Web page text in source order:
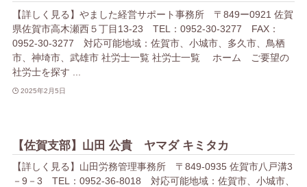
【詳しく見る】やました経営サポート事務所 〒849ー0921 佐賀
県佐賀市高木瀬西５丁目13-23 TEL：0952-30-3277 FAX：
0952-30-3277 対応可能地域：佐賀市、小城市、多久市、鳥栖
市、神埼市、武雄市 社労士一覧 社労士一覧 ホーム ご要望の
社労士を探す ...
2025年2月5日
【佐賀支部】山田 公貴 ヤマダ キミタカ
【詳しく見る】山田労務管理事務所 〒849-0935 佐賀市八戸溝3
－9－3 TEL：0952-36-8018 対応可能地域：佐賀市、小城市、